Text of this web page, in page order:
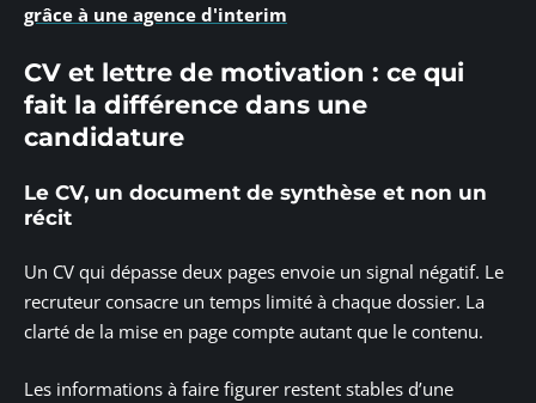
grâce à une agence d'interim
CV et lettre de motivation : ce qui
fait la différence dans une
candidature
Le CV, un document de synthèse et non un
récit
Un CV qui dépasse deux pages envoie un signal négatif. Le
recruteur consacre un temps limité à chaque dossier. La
clarté de la mise en page compte autant que le contenu.
Les informations à faire figurer restent stables d’une